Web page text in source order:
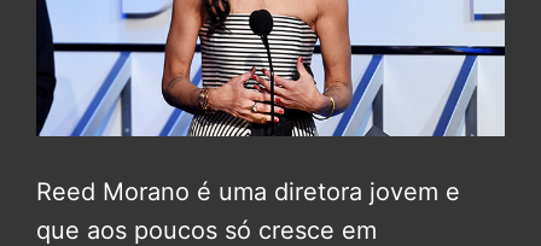
Reed Morano é uma diretora jovem e
que aos poucos só cresce em